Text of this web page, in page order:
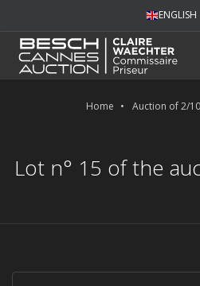
ENGLISH
Home Auction of 2/
Lot n° 15 of the